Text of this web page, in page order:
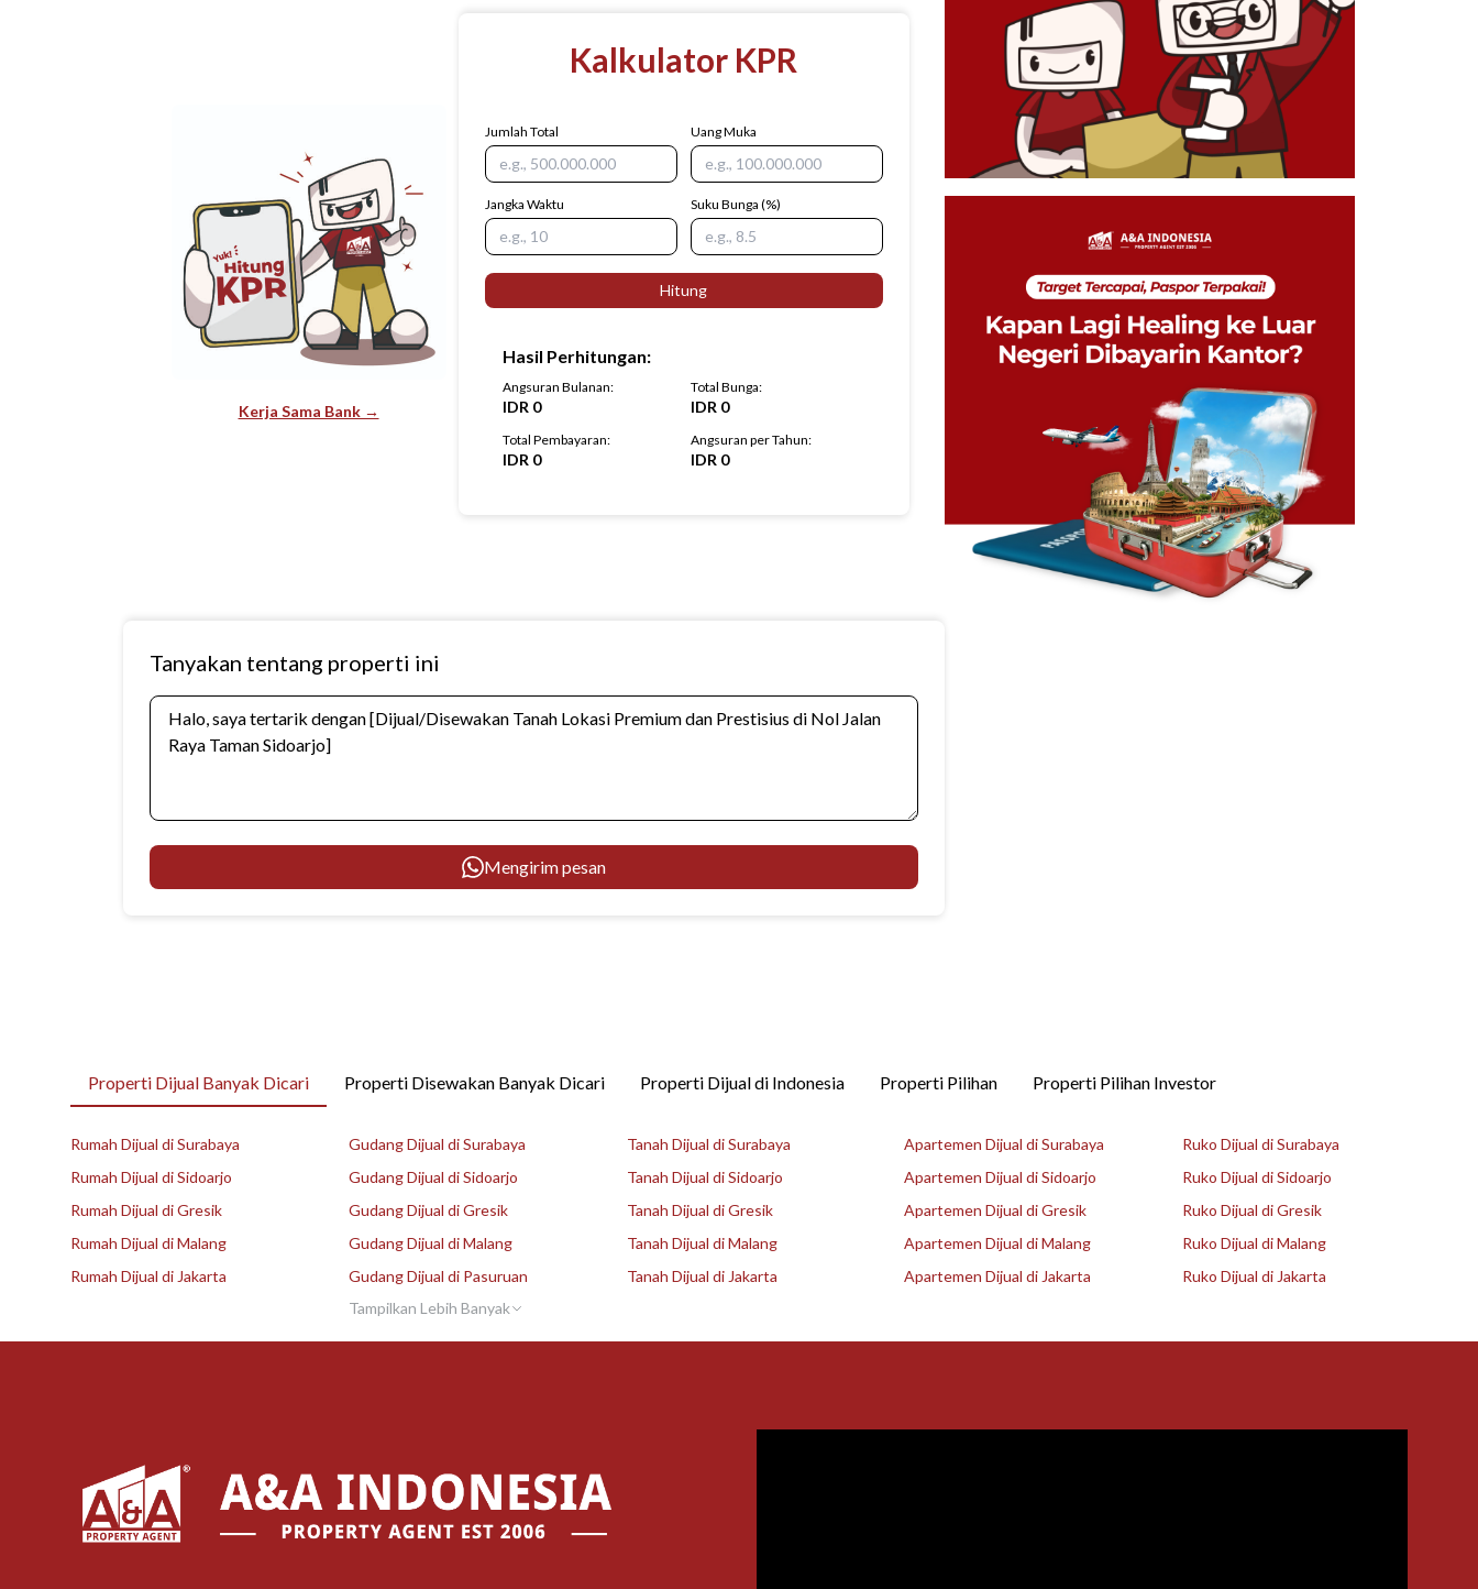
Tanyakan tentang properti ini
Mengirim pesan
Kerja Sama Bank →
Kalkulator KPR
Jumlah Total Uang Muka
Jangka Waktu Suku Bunga (%)
Hitung
Hasil Perhitungan:
Angsuran Bulanan:
IDR 0
Total Bunga:
IDR 0
Total Pembayaran:
IDR 0
Angsuran per Tahun:
IDR 0
Properti Dijual Banyak Dicari Properti Disewakan Banyak Dicari Properti Dijual di Indonesia Properti Pilihan Properti Pilihan Investor
Rumah Dijual di Surabaya
Rumah Dijual di Sidoarjo
Rumah Dijual di Gresik
Rumah Dijual di Malang
Rumah Dijual di Jakarta
Gudang Dijual di Surabaya
Gudang Dijual di Sidoarjo
Gudang Dijual di Gresik
Gudang Dijual di Malang
Gudang Dijual di Pasuruan
Tampilkan Lebih Banyak
Tanah Dijual di Surabaya
Tanah Dijual di Sidoarjo
Tanah Dijual di Gresik
Tanah Dijual di Malang
Tanah Dijual di Jakarta
Apartemen Dijual di Surabaya
Apartemen Dijual di Sidoarjo
Apartemen Dijual di Gresik
Apartemen Dijual di Malang
Apartemen Dijual di Jakarta
Ruko Dijual di Surabaya
Ruko Dijual di Sidoarjo
Ruko Dijual di Gresik
Ruko Dijual di Malang
Ruko Dijual di Jakarta